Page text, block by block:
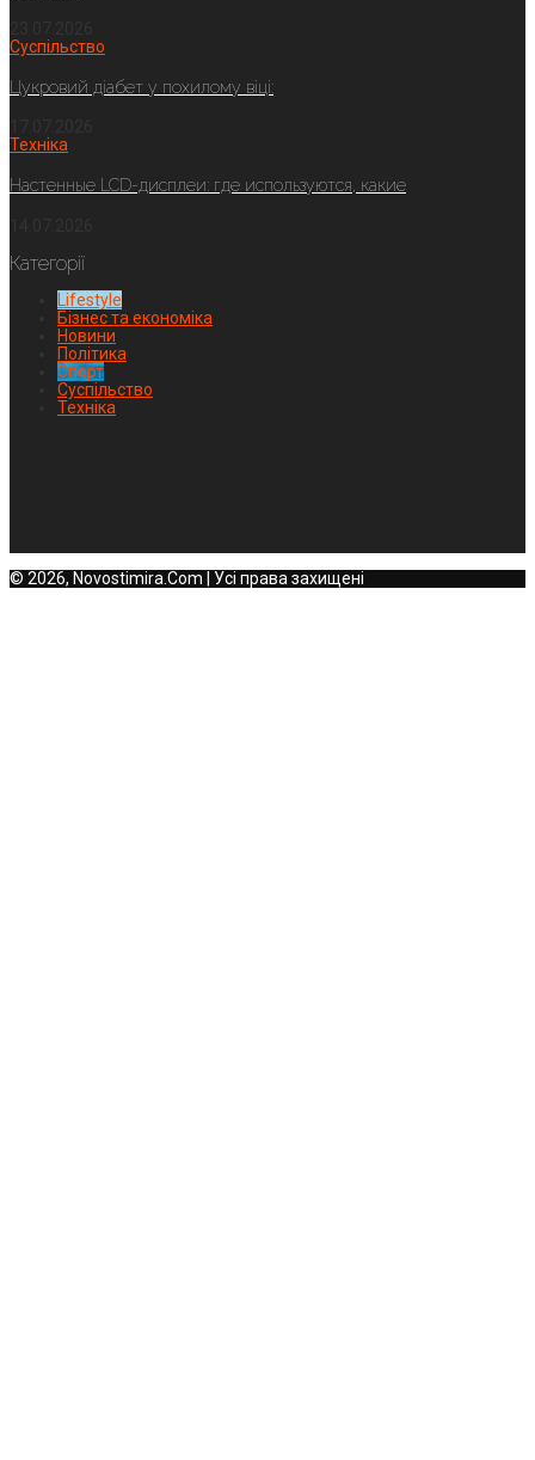
Суспільство
Цукровий діабет у похилому віці:
Техніка
Настенные LCD-дисплеи: где используются, какие
Категорії
Lifestyle
Бізнес та економіка
Новини
Політика
Спорт
Суспільство
Техніка
© 2026, Novostimira.Com | Усі права захищені